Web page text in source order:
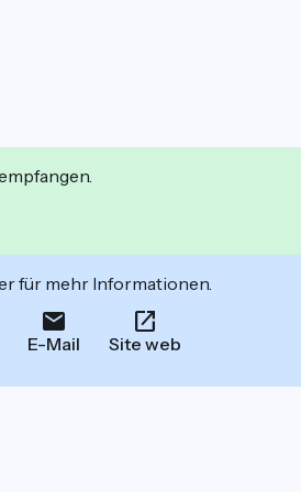
für mehr Informationen.
E-Mail Site web